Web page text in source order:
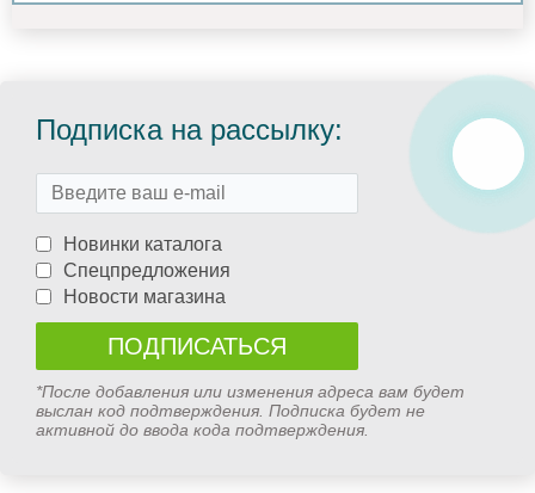
Подписка на рассылку:
Новинки каталога
Спецпредложения
Новости магазина
*После добавления или изменения адреса вам будет
выслан код подтверждения. Подписка будет не
активной до ввода кода подтверждения.